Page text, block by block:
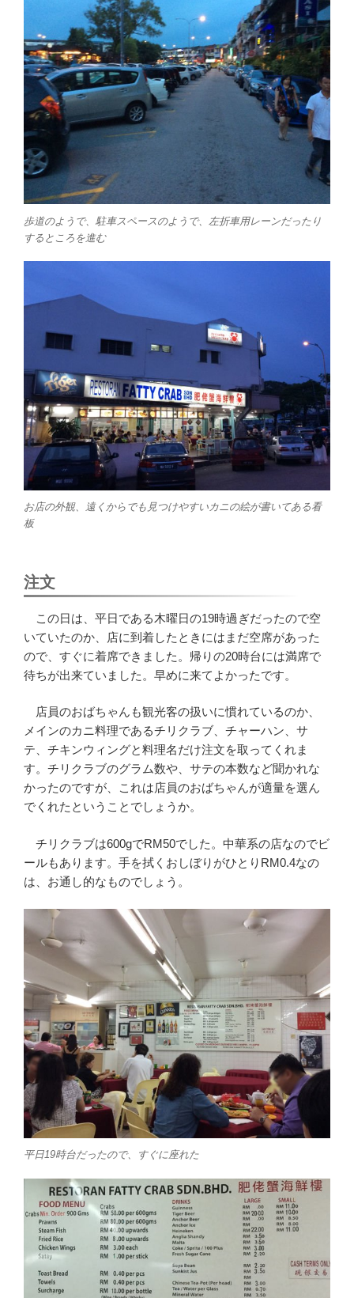
歩道のようで、駐車スペースのようで、左折車用レーンだったり
するところを進む
お店の外観、遠くからでも見つけやすいカニの絵が書いてある看
板
注文
この日は、平日である木曜日の19時過ぎだったので空
いていたのか、店に到着したときにはまだ空席があった
ので、すぐに着席できました。帰りの20時台には満席で
待ちが出来ていました。早めに来てよかったです。
店員のおばちゃんも観光客の扱いに慣れているのか、
メインのカニ料理であるチリクラブ、チャーハン、サ
テ、チキンウィングと料理名だけ注文を取ってくれま
す。チリクラブのグラム数や、サテの本数など聞かれな
かったのですが、これは店員のおばちゃんが適量を選ん
でくれたということでしょうか。
チリクラブは600gでRM50でした。中華系の店なのでビ
ールもあります。手を拭くおしぼりがひとりRM0.4なの
は、お通し的なものでしょう。
平日19時台だったので、すぐに座れた